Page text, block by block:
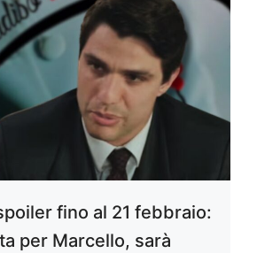
fino al 21 febbraio:
per Marcello, sarà